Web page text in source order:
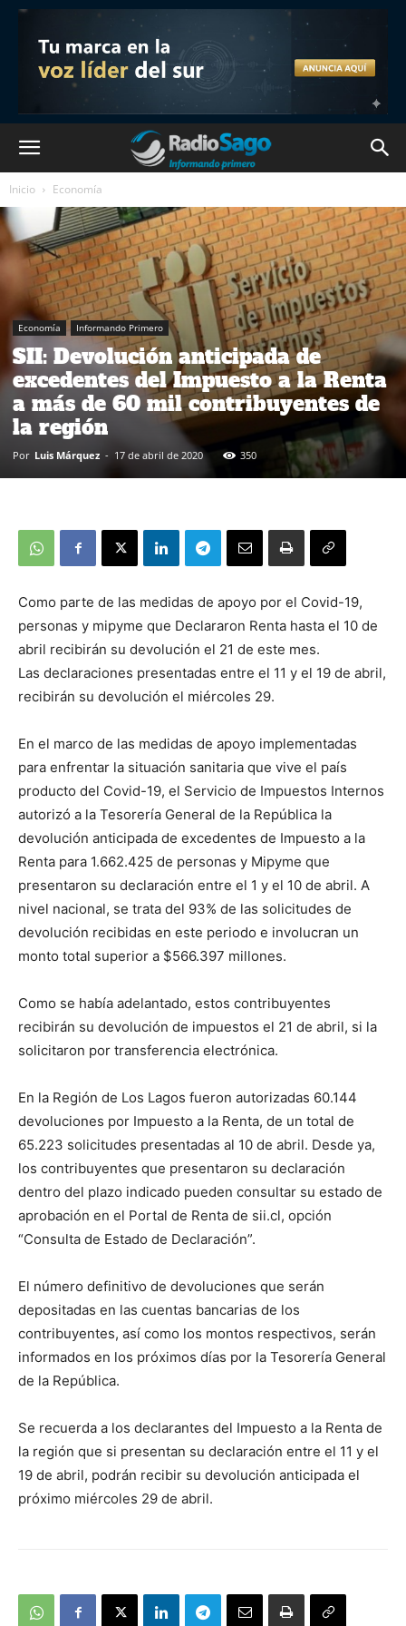
Inicio Economía
Economía Informando Primero
SII: Devolución anticipada de
excedentes del Impuesto a la Renta
a más de 60 mil contribuyentes de
la región
Por Luis Márquez - 17 de abril de 2020 350
Como parte de las medidas de apoyo por el Covid-19,
personas y mipyme que Declararon Renta hasta el 10 de
abril recibirán su devolución el 21 de este mes.
Las declaraciones presentadas entre el 11 y el 19 de abril,
recibirán su devolución el miércoles 29.
En el marco de las medidas de apoyo implementadas
para enfrentar la situación sanitaria que vive el país
producto del Covid-19, el Servicio de Impuestos Internos
autorizó a la Tesorería General de la República la
devolución anticipada de excedentes de Impuesto a la
Renta para 1.662.425 de personas y Mipyme que
presentaron su declaración entre el 1 y el 10 de abril. A
nivel nacional, se trata del 93% de las solicitudes de
devolución recibidas en este periodo e involucran un
monto total superior a $566.397 millones.
Como se había adelantado, estos contribuyentes
recibirán su devolución de impuestos el 21 de abril, si la
solicitaron por transferencia electrónica.
En la Región de Los Lagos fueron autorizadas 60.144
devoluciones por Impuesto a la Renta, de un total de
65.223 solicitudes presentadas al 10 de abril. Desde ya,
los contribuyentes que presentaron su declaración
dentro del plazo indicado pueden consultar su estado de
aprobación en el Portal de Renta de sii.cl, opción
“Consulta de Estado de Declaración”.
El número definitivo de devoluciones que serán
depositadas en las cuentas bancarias de los
contribuyentes, así como los montos respectivos, serán
informados en los próximos días por la Tesorería General
de la República.
Se recuerda a los declarantes del Impuesto a la Renta de
la región que si presentan su declaración entre el 11 y el
19 de abril, podrán recibir su devolución anticipada el
próximo miércoles 29 de abril.